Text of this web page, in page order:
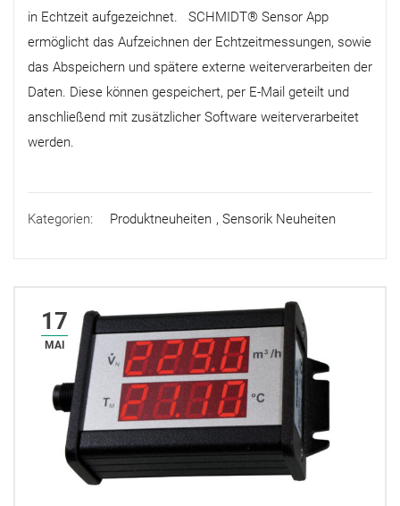
in Echtzeit aufgezeichnet. SCHMIDT® Sensor App
ermöglicht das Aufzeichnen der Echtzeitmessungen, sowie
das Abspeichern und spätere externe weiterverarbeiten der
Daten. Diese können gespeichert, per E-Mail geteilt und
anschließend mit zusätzlicher Software weiterverarbeitet
werden.
Kategorien: Produktneuheiten , Sensorik Neuheiten
17
MAI